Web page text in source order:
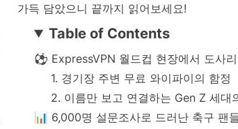
가득 담았으니 끝까지 읽어보세요!
Table of Contents
⚽ ExpressVPN 월드컵 현장에서 도사
1. 경기장 주변 무료 와이파이의 함정
2. 이름만 보고 연결하는 Gen Z 세대
📊 6,000명 설문조사로 드러난 축구 팬